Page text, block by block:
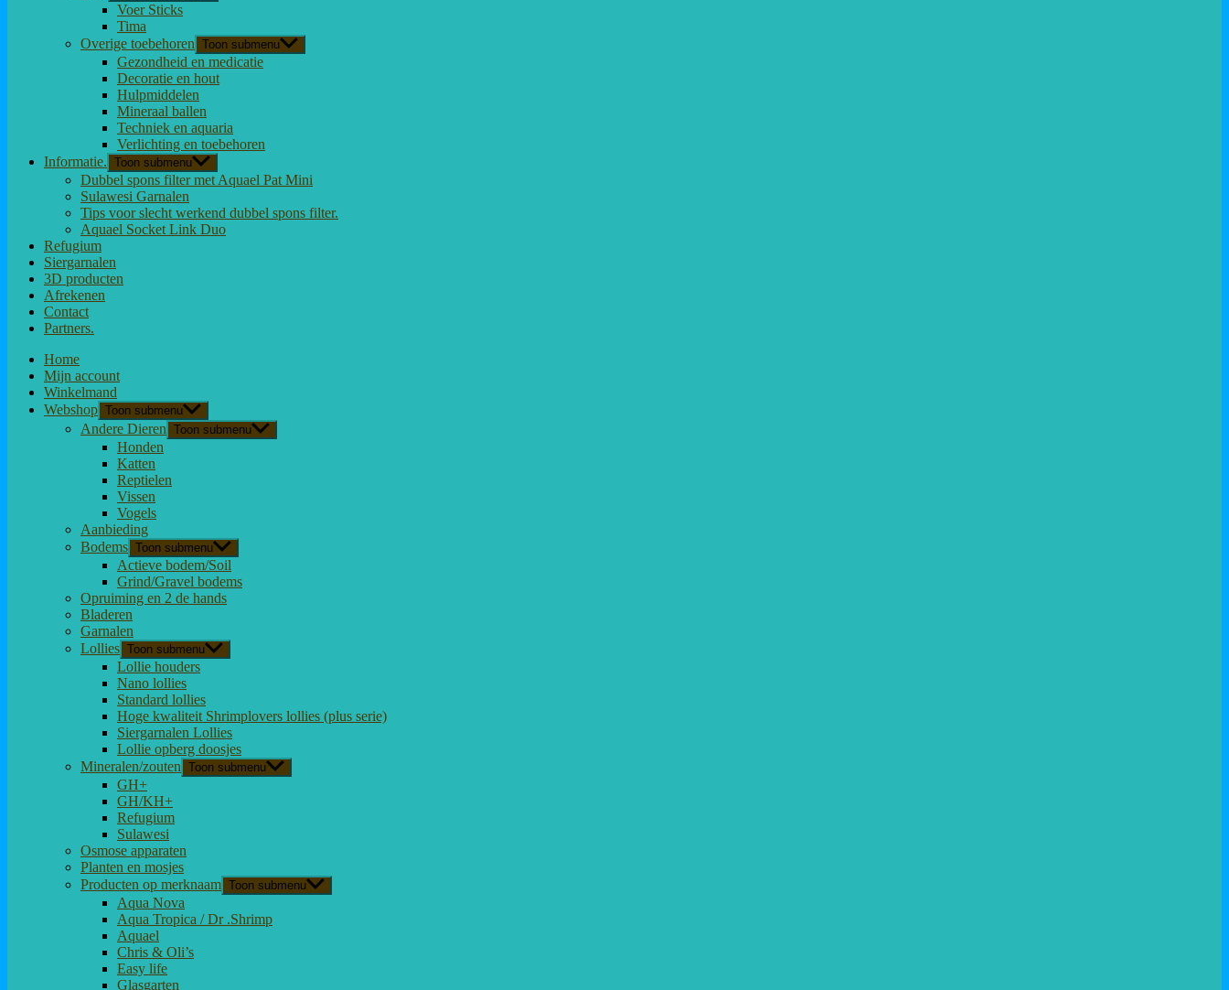
Voer Sticks
Tima
Overige toebehoren Toon submenu
Gezondheid en medicatie
Decoratie en hout
Hulpmiddelen
Mineraal ballen
Techniek en aquaria
Verlichting en toebehoren
Informatie. Toon submenu
Dubbel spons filter met Aquael Pat Mini
Sulawesi Garnalen
Tips voor slecht werkend dubbel spons filter.
Aquael Socket Link Duo
Refugium
Siergarnalen
3D producten
Afrekenen
Contact
Partners.
Home
Mijn account
Winkelmand
Webshop Toon submenu
Andere Dieren Toon submenu
Honden
Katten
Reptielen
Vissen
Vogels
Aanbieding
Bodems Toon submenu
Actieve bodem/Soil
Grind/Gravel bodems
Opruiming en 2 de hands
Bladeren
Garnalen
Lollies Toon submenu
Lollie houders
Nano lollies
Standard lollies
Hoge kwaliteit Shrimplovers lollies (plus serie)
Siergarnalen Lollies
Lollie opberg doosjes
Mineralen/zouten Toon submenu
GH+
GH/KH+
Refugium
Sulawesi
Osmose apparaten
Planten en mosjes
Producten op merknaam Toon submenu
Aqua Nova
Aqua Tropica / Dr .Shrimp
Aquael
Chris & Oli’s
Easy life
Glasgarten